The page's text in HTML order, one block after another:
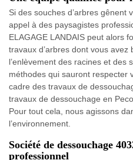
Si des souches d’arbres gênent
appel à des paysagistes
ELAGAGE LANDAIS peut alors
travaux d’arbres dont vous
l’enlèvement des racines et des
méthodes qui sauront respecter
cadre des travaux de
travaux de dessouchage en
Pour tout cela, nous agissons
l’environnement.
Société de dessouchage
professionnel